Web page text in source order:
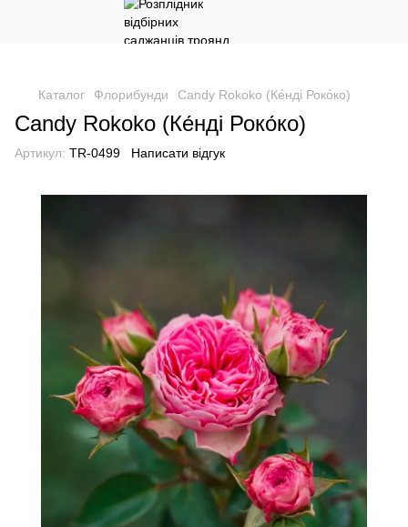
Каталог Флорибунди Candy Rokoko (Ке́нді Роко́ко)
Candy Rokoko (Ке́нді Роко́ко)
Артикул: TR-0499 Написати відгук